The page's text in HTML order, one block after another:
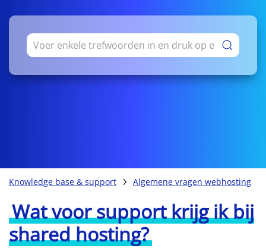
Knowledge base & support Algemene vragen webhosting
Wat voor support krijg ik bij
shared hosting?